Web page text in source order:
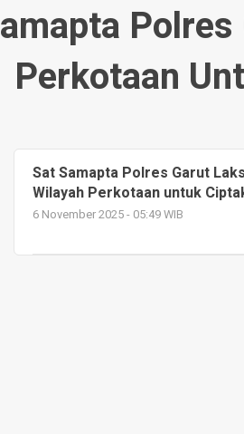
Perkotaan
Sat Samapta Polres Garut
Wilayah Perkotaan untuk
6 November 2025 - 05:49 WIB